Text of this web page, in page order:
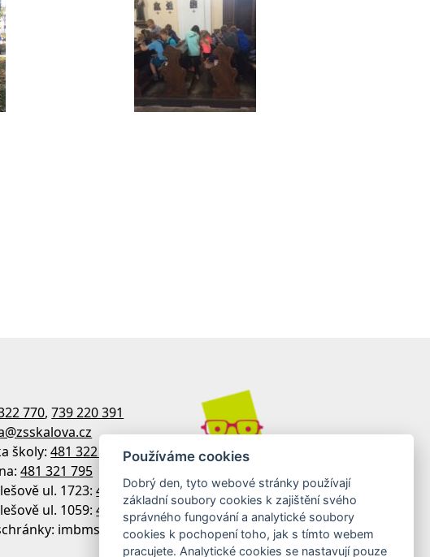
770,739 220 391
školy:481 322 770
481 321 795
ul. 1723:481 322 758
ul. 1059:481 313 533
imbmsdx
Používáme cookies
Dobrý den, tyto webové stránky používají
základní soubory cookies k zajištění svého
správného fungování a analytické soubory
cookies k pochopení toho, jak s tímto webem
pracujete. Analytické cookies se nastavují pouze